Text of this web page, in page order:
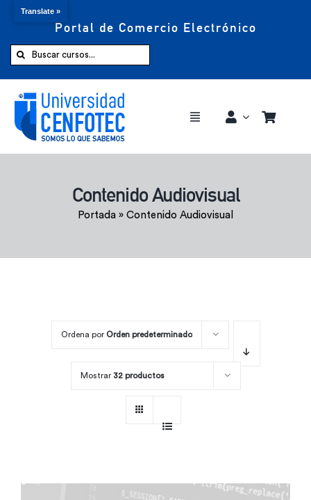
Portal de Comercio Electrónico
Buscar:
Toggle
Comprar ahora
Contenido Audiovisual
Portada » Contenido Audiovisual
Ordena por Orden predeterminado
Mostrar 32 productos
Translate »